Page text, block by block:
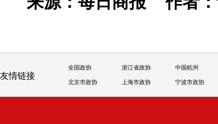
友情链接
全国政协 浙江省政协 中国杭州
北京市政协 上海市政协 宁波市政协